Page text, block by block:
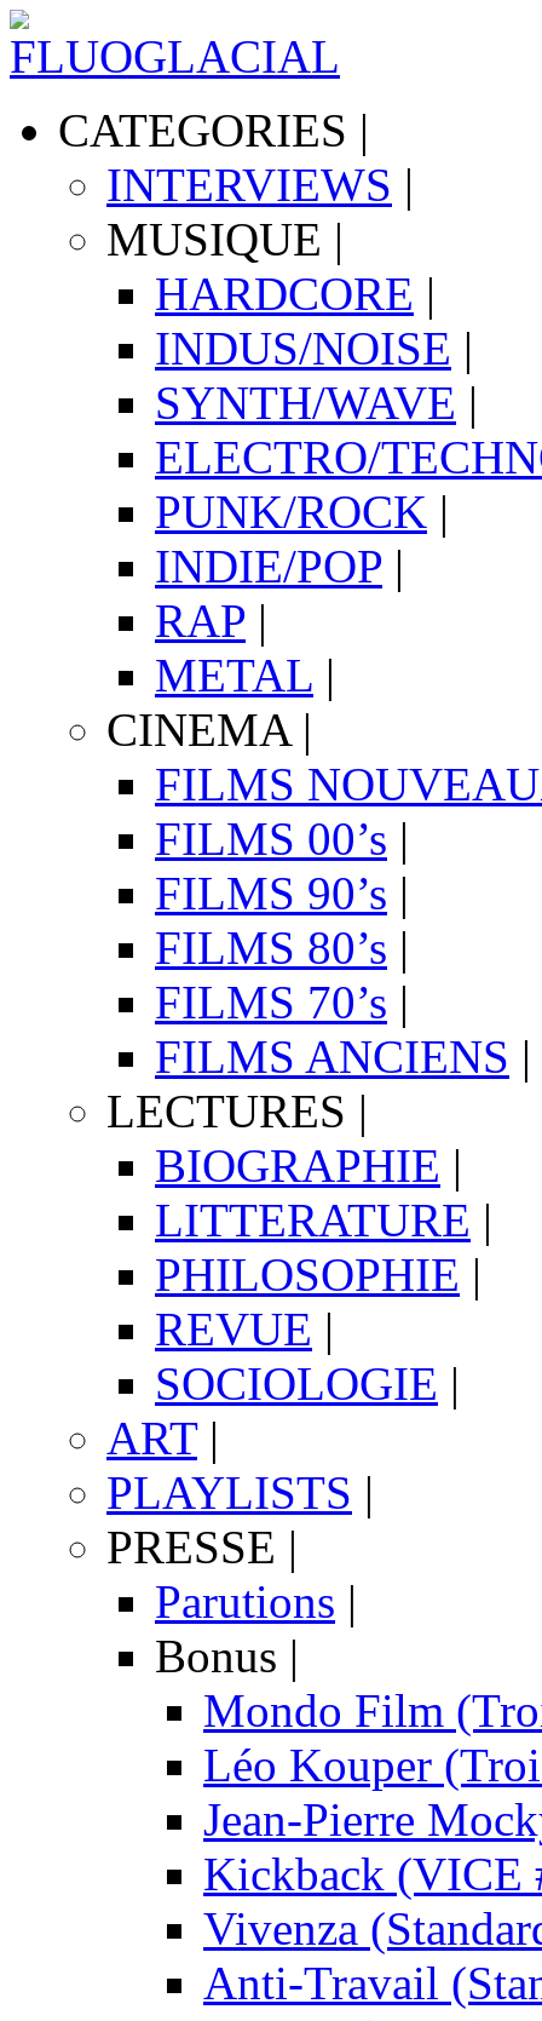
CATEGORIES |
INTERVIEWS |
MUSIQUE |
HARDCORE |
INDUS/NOISE |
SYNTH/WAVE |
ELECTRO/
PUNK/ROCK |
INDIE/POP |
RAP |
METAL |
CINEMA|
FILMS
FILMS 00’s |
FILMS 90’s |
FILMS 80’s |
FILMS 70’s |
FILMS ANCIENS |
LECTURES |
BIOGRAPHIE |
LITTERATURE |
PHILOSOPHIE |
REVUE |
SOCIOLOGIE |
ART|
PLAYLISTS |
PRESSE |
Parutions |
Bonus |
Mondo Film
Léo Kouper
Jean-Pierre
Kickback (VICE
Vivenza
Anti-Travail